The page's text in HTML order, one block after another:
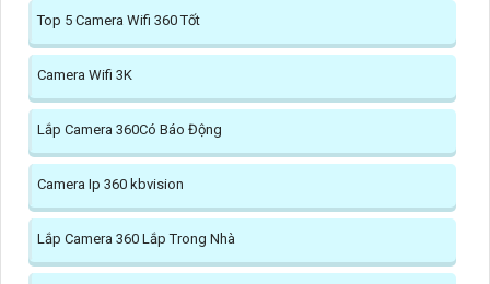
Top 5 Camera Wifi 360 Tốt
Camera Wifi 3K
Lắp Camera 360Có Báo Động
Camera Ip 360 kbvision
Lắp Camera 360 Lắp Trong Nhà